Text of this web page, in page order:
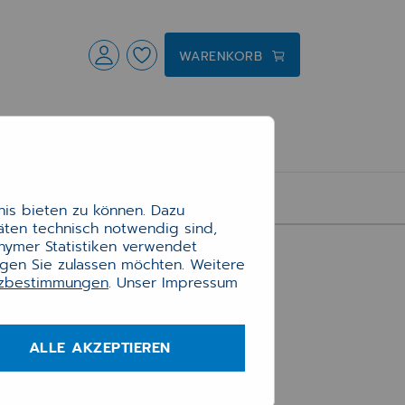
WARENKORB
das NEXT-Modul.
bieten zu können. Dazu
technisch notwendig sind,
Statistiken verwendet
Sie zulassen möchten. Weitere
. Unser Impressum
ALLE AKZEPTIEREN